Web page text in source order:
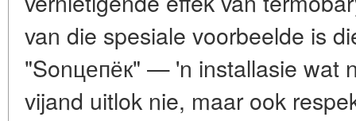
van die spesiale voorbeelde is
"Sonцепёк" — 'n installasie wat
vijand uitlok nie, maar ook